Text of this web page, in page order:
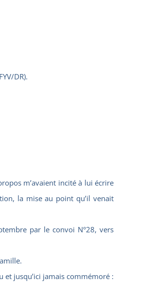
DR).
m’avaient incité à lui écrire
la mise au point qu’il venait
par le convoi N°28, vers
et jusqu’ici jamais commémoré :